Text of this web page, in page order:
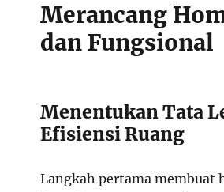
Merancang
dan Fungsional
Menentukan Tata
Efisiensi Ruang
Langkah pertama membuat